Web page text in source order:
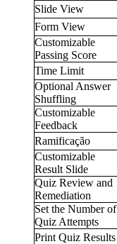
Slide View
Form View
Customizable
Passing Score
Time Limit
Optional Answer
Shuffling
Customizable
Feedback
Ramificação
Customizable
Result Slide
Quiz Review and
Remediation
Set the Number of
Quiz Attempts
Print Quiz Results